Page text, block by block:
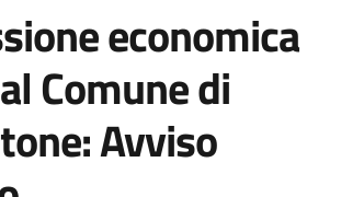
economica
Comune di
Avviso